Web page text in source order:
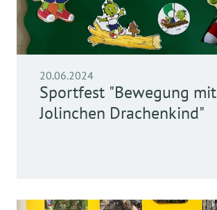
20.06.2024
Sportfest "Bewegung mit
Jolinchen Drachenkind"